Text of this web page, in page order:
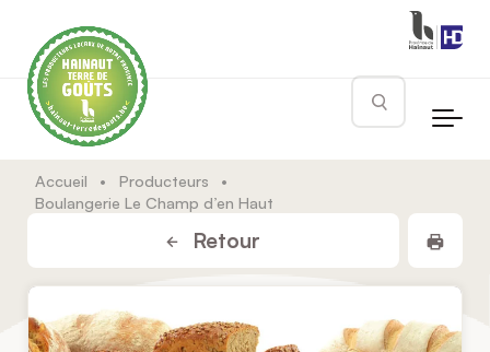
Rechercher
Accueil • Producteurs
•
Boulangerie Le Champ d’en Haut
Retour